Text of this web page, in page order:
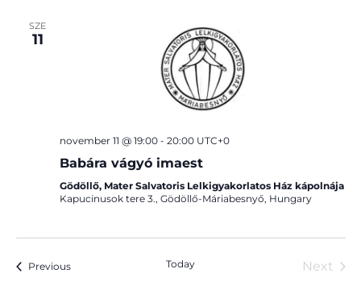
SZE
11
november 11 @ 19:00- 20:00 UTC+0
Babára vágyó imaest
Gödöllő, Mater Salvatoris Lelkigyakorlatos Ház kápolnája
Kapucinusok tere 3., Gödöllő-Máriabesnyő, Hungary
PreviousEvents Today
Next